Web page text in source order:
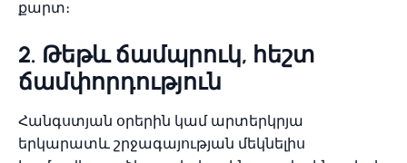
քարտ։
2. Թեթև ճամպրուկ, հեշտ
ճամփորդություն
Հանգստյան օրերին կամ արտերկրյա
երկարատև շրջագայության մեկնելիս